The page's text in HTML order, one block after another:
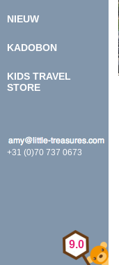
DOEN & BELEVEN
NIEUW
KADOBON
KIDS TRAVEL
STORE
+31 (0)70 737 0673
9.0